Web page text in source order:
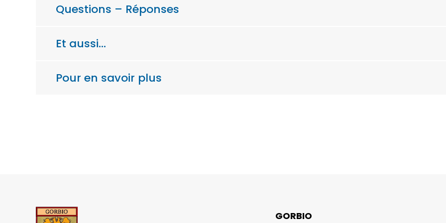
Questions – Réponses
Et aussi…
Pour en savoir plus
GORBIO